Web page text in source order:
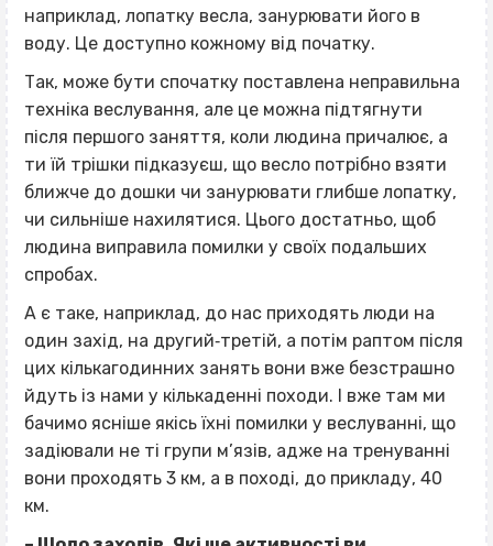
наприклад, лопатку весла, занурювати його в
воду. Це доступно кожному від початку.
Так, може бути спочатку поставлена неправильна
техніка веслування, але це можна підтягнути
після першого заняття, коли людина причалює, а
ти їй трішки підказуєш, що весло потрібно взяти
ближче до дошки чи занурювати глибше лопатку,
чи сильніше нахилятися. Цього достатньо, щоб
людина виправила помилки у своїх подальших
спробах.
А є таке, наприклад, до нас приходять люди на
один захід, на другий‐третій, а потім раптом після
цих кількагодинних занять вони вже безстрашно
йдуть із нами у кількаденні походи. І вже там ми
бачимо ясніше якісь їхні помилки у веслуванні, що
задіювали не ті групи м’язів, адже на тренуванні
вони проходять 3 км, а в поході, до прикладу, 40
км.